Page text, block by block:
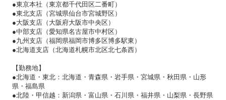
●東京本社（東京都千代田区二番町）
●東北支店（宮城県仙台市宮城野区）
●大阪支店（大阪府大阪市中央区）
●中部支店（愛知県名古屋市中村区）
●九州支店（福岡県福岡市博多区博多駅東）
●北海道支店（北海道札幌市北区北七条西）
【勤務地】
●北海道・東北：北海道・青森県・岩手県・宮城県・秋田県・山形
県・福島県
●北陸・甲信越：新潟県・富山県・石川県・福井県・山梨県・長野県